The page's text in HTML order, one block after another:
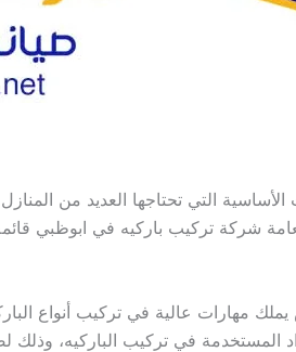
التي تحتاجها العديد من
شركة تركيب باركيه في ابوظبي
عالية في تركيب أنواع
المستخدمة في تركيب الباركيه،